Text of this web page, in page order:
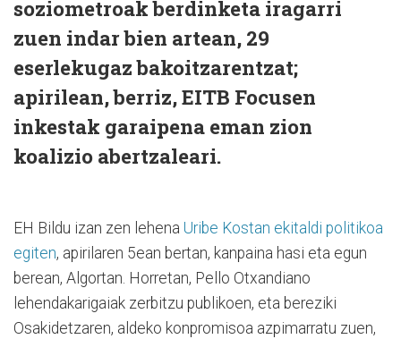
soziometroak berdinketa iragarri
zuen indar bien artean, 29
eserlekugaz bakoitzarentzat;
apirilean, berriz, EITB Focusen
inkestak garaipena eman zion
koalizio abertzaleari.
EH Bildu izan zen lehena Uribe Kostan ekitaldi politikoa
egiten, apirilaren 5ean bertan, kanpaina hasi eta egun
berean, Algortan. Horretan, Pello Otxandiano
lehendakarigaiak zerbitzu publikoen, eta bereziki
Osakidetzaren, aldeko konpromisoa azpimarratu zuen,